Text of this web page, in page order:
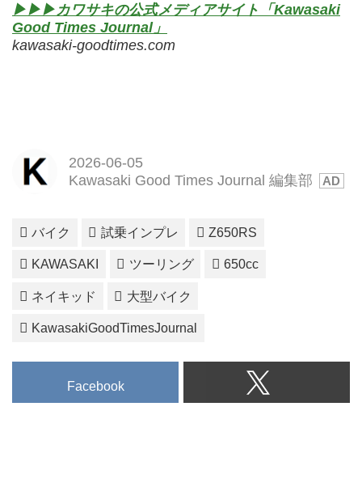
▶▶▶カワサキの公式メディアサイト「Kawasaki
Good Times Journal」
kawasaki-goodtimes.com
2026-06-05
Kawasaki Good Times Journal 編集部
バイク 試乗インプレ Z650RS
KAWASAKI ツーリング 650cc
ネイキッド 大型バイク
KawasakiGoodTimesJournal
Facebook